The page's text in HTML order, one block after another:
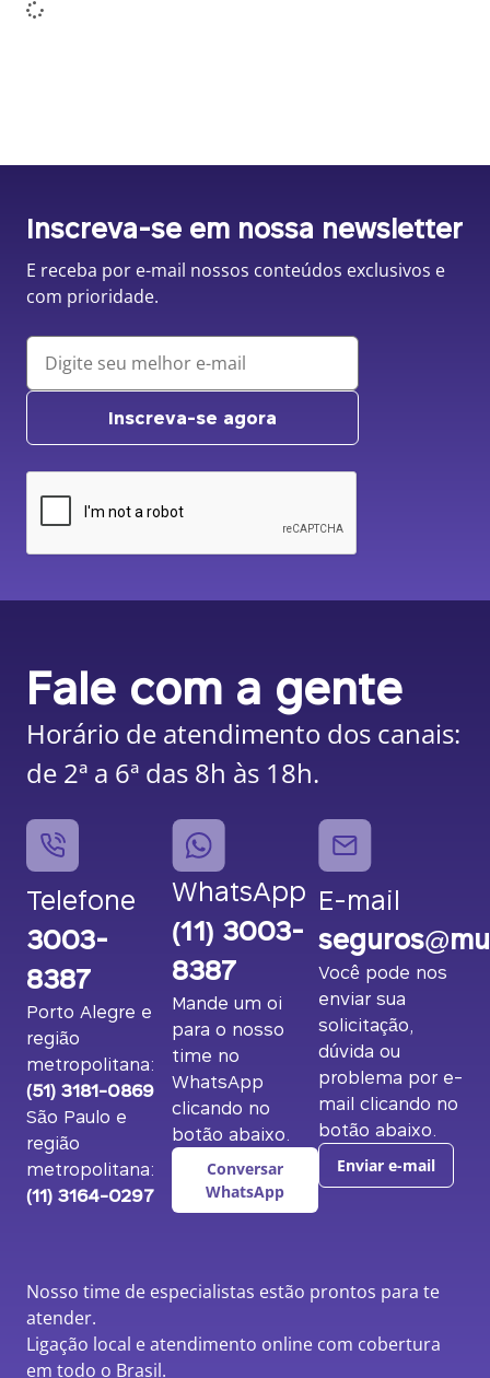
Inscreva-se em nossa newsletter
E receba por e-mail nossos conteúdos exclusivos e
com prioridade.
Inscreva-se agora
Fale com a gente
Horário de atendimento dos canais:
de 2ª a 6ª das 8h às 18h.
Telefone
3003-
8387
Porto Alegre e
região
metropolitana:
(51) 3181-0869
São Paulo e
região
metropolitana:
(11) 3164-0297
WhatsApp
(11) 3003-
8387
Mande um oi
para o nosso
time no
WhatsApp
clicando no
botão abaixo.
Conversar
WhatsApp
E-mail
Você pode nos
enviar sua
solicitação,
dúvida ou
problema por e-
mail clicando no
botão abaixo.
Enviar e-mail
Nosso time de especialistas estão prontos para te
atender.
Ligação local e atendimento online com cobertura
em todo o Brasil.